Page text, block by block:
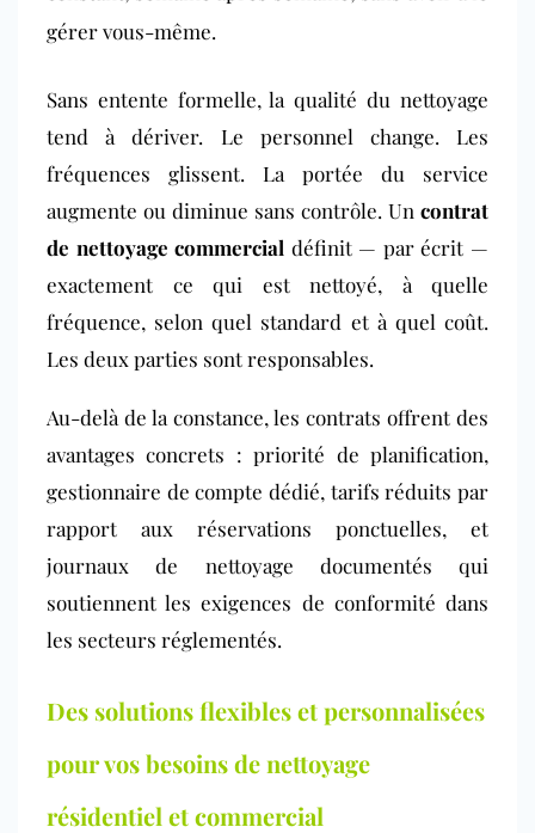
gérer vous-même.
Sans entente formelle, la qualité du nettoyage
tend à dériver. Le personnel change. Les
fréquences glissent. La portée du service
augmente ou diminue sans contrôle. Un contrat
de nettoyage commercial définit — par écrit —
exactement ce qui est nettoyé, à quelle
fréquence, selon quel standard et à quel coût.
Les deux parties sont responsables.
Au-delà de la constance, les contrats offrent des
avantages concrets : priorité de planification,
gestionnaire de compte dédié, tarifs réduits par
rapport aux réservations ponctuelles, et
journaux de nettoyage documentés qui
soutiennent les exigences de conformité dans
les secteurs réglementés.
Des solutions flexibles et personnalisées
pour vos besoins de nettoyage
résidentiel et commercial